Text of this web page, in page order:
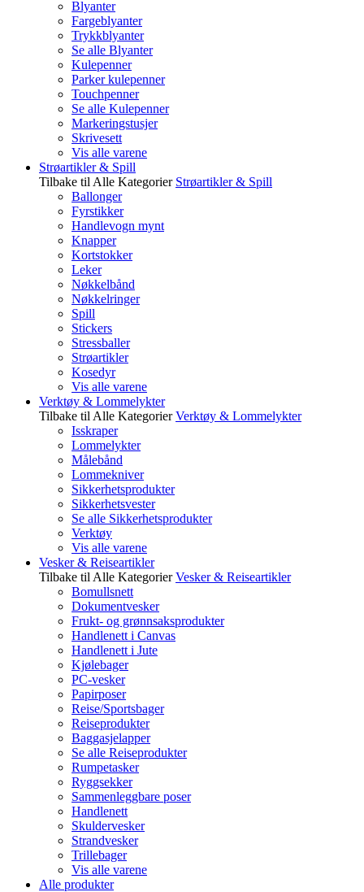
Blyanter
Fargeblyanter
Trykkblyanter
Se alle Blyanter
Kulepenner
Parker kulepenner
Touchpenner
Se alle Kulepenner
Markeringstusjer
Skrivesett
Vis alle varene
Strøartikler & Spill
Tilbake til Alle Kategorier Strøartikler & Spill
Ballonger
Fyrstikker
Handlevogn mynt
Knapper
Kortstokker
Leker
Nøkkelbånd
Nøkkelringer
Spill
Stickers
Stressballer
Strøartikler
Kosedyr
Vis alle varene
Verktøy & Lommelykter
Tilbake til Alle Kategorier Verktøy & Lommelykter
Isskraper
Lommelykter
Målebånd
Lommekniver
Sikkerhetsprodukter
Sikkerhetsvester
Se alle Sikkerhetsprodukter
Verktøy
Vis alle varene
Vesker & Reiseartikler
Tilbake til Alle Kategorier Vesker & Reiseartikler
Bomullsnett
Dokumentvesker
Frukt- og grønnsaksprodukter
Handlenett i Canvas
Handlenett i Jute
Kjølebager
PC-vesker
Papirposer
Reise/Sportsbager
Reiseprodukter
Baggasjelapper
Se alle Reiseprodukter
Rumpetasker
Ryggsekker
Sammenleggbare poser
Handlenett
Skuldervesker
Strandvesker
Trillebager
Vis alle varene
Alle produkter